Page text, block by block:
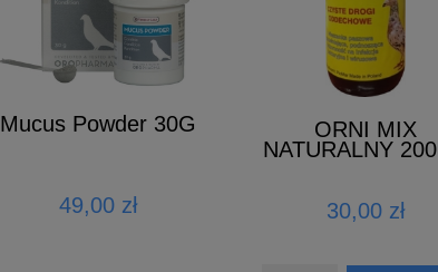
Mucus Powder 30G
49,00 zł
ORNI MIX
NATURALNY
30,00 zł